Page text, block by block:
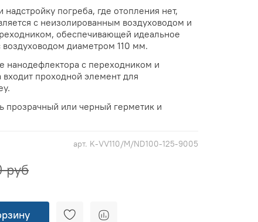
арт. K-VV110/M/ND100-125-9005
руб
погреба, где отопления нет,
с неизолированным воздуховодом и
обеспечивающей идеальное
диаметром 110 мм.
нанодефлектора с переходником и
проходной элемент для
прозрачный или черный герметик и